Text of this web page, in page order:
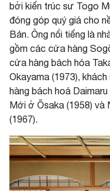
bởi kiến trúc sư Togo
đóng góp quý giá cho
Bản. Ông nổi tiếng là
gồm các cửa hàng
cửa hàng bách hóa
Okayama (1973),
hàng bách hoá
Mới ở Ōsaka (1958) và
(1967).